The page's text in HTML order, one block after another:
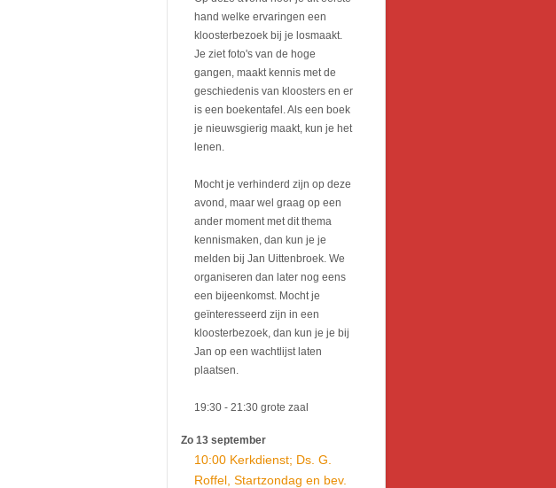
hand welke ervaringen een
kloosterbezoek bij je losmaakt.
Je ziet foto's van de hoge
gangen, maakt kennis met de
geschiedenis van kloosters en er
is een boekentafel. Als een boek
je nieuwsgierig maakt, kun je het
lenen.
Mocht je verhinderd zijn op deze
avond, maar wel graag op een
ander moment met dit thema
kennismaken, dan kun je je
melden bij Jan Uittenbroek. We
organiseren dan later nog eens
een bijeenkomst. Mocht je
geïnteresseerd zijn in een
kloosterbezoek, dan kun je je bij
Jan op een wachtlijst laten
plaatsen.
19:30 - 21:30grote zaal
Zo 13 september
10:00 Kerkdienst; Ds. G.
Roffel, Startzondag en bev.